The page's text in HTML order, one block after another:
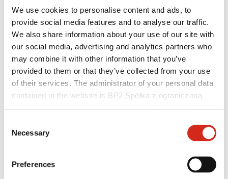
We use cookies to personalise content and ads, to
provide social media features and to analyse our traffic.
We also share information about your use of our site with
our social media, advertising and analytics partners who
may combine it with other information that you’ve
provided to them or that they’ve collected from your use
of their services. The administrator of your personal data
contained in the website is BP2 Spółka z ograniczoną
121387608.
Selection
Necessary
Preferences
Strefa klienta – eProfil
Pliki do pobrania
Oferta marketingowa
Program BP2 50:50
Optymalizuj dach z ROOF’R